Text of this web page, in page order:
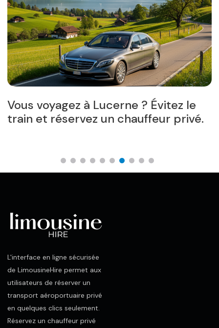
Vous voyagez à Lucerne ? Évitez le
train et réservez un chauffeur privé.
L'interface en ligne sécurisée
de LimousineHire permet aux
utilisateurs de réserver un
transport aéroportuaire privé
en quelques clics seulement.
Réservez un chauffeur privé